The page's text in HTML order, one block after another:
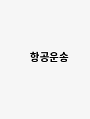
항공운송​